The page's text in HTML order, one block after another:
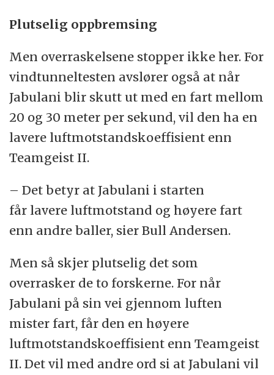
Plutselig oppbremsing
Men overraskelsene stopper ikke her. For
vindtunneltesten avslører også at når
Jabulani blir skutt ut med en fart mellom
20 og 30 meter per sekund, vil den ha en
lavere luftmotstandskoeffisient enn
Teamgeist II.
– Det betyr at Jabulani i starten
får lavere luftmotstand og høyere fart
enn andre baller, sier Bull Andersen.
Men så skjer plutselig det som
overrasker de to forskerne. For når
Jabulani på sin vei gjennom luften
mister fart, får den en høyere
luftmotstandskoeffisient enn Teamgeist
II. Det vil med andre ord si at Jabulani vil